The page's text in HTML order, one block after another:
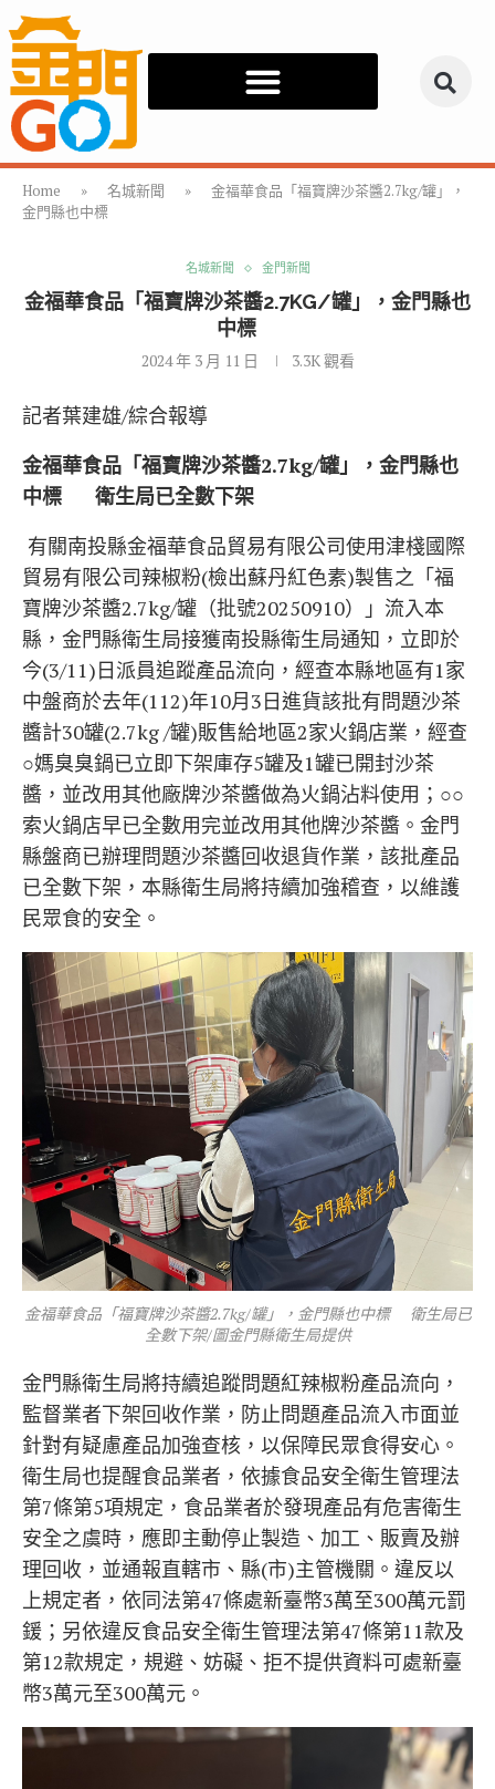
Home » 名城新聞 »
金福華食品「福寶牌沙茶醬2.7kg/罐」，
金門縣也中標
名城新聞 金門新聞
金福華食品「福寶牌沙茶醬2.7KG/罐」，金門縣也
中標
2024 年 3 月 11 日 3.3K觀看
記者葉建雄/綜合報導
金福華食品「福寶牌沙茶醬2.7kg/罐」，金門縣也
中標 衛生局已全數下架
有關南投縣金福華食品貿易有限公司使用津棧國際
貿易有限公司辣椒粉(檢出蘇丹紅色素)製售之「福
寶牌沙茶醬2.7kg/罐（批號20250910）」流入本
縣，金門縣衛生局接獲南投縣衛生局通知，立即於
今(3/11)日派員追蹤產品流向，經查本縣地區有1家
中盤商於去年(112)年10月3日進貨該批有問題沙茶
醬計30罐(2.7kg /罐)販售給地區2家火鍋店業，經查
○媽臭臭鍋已立即下架庫存5罐及1罐已開封沙茶
醬，並改用其他廠牌沙茶醬做為火鍋沾料使用；○○
索火鍋店早已全數用完並改用其他牌沙茶醬。金門
縣盤商已辦理問題沙茶醬回收退貨作業，該批產品
已全數下架，本縣衛生局將持續加強稽查，以維護
民眾食的安全。
金福華食品「福寶牌沙茶醬2.7kg/罐」，金門縣也中標 衛生局已
全數下架/圖金門縣衛生局提供
金門縣衛生局將持續追蹤問題紅辣椒粉產品流向，
監督業者下架回收作業，防止問題產品流入市面並
針對有疑慮產品加強查核，以保障民眾食得安心。
衛生局也提醒食品業者，依據食品安全衛生管理法
第7條第5項規定，食品業者於發現產品有危害衛生
安全之虞時，應即主動停止製造、加工、販賣及辦
理回收，並通報直轄市、縣(市)主管機關。違反以
上規定者，依同法第47條處新臺幣3萬至300萬元罰
鍰；另依違反食品安全衛生管理法第47條第11款及
第12款規定，規避、妨礙、拒不提供資料可處新臺
幣3萬元至300萬元。